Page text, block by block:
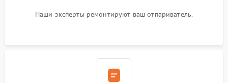
Наши эксперты ремонтируют ваш отпариватель.